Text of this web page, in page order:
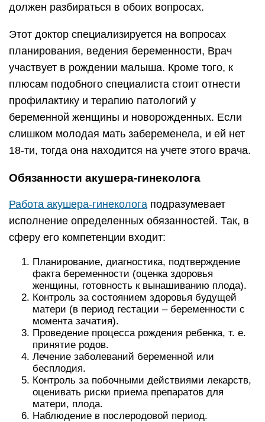
должен разбираться в обоих вопросах.
Этот доктор специализируется на вопросах
планирования, ведения беременности, Врач
участвует в рождении малыша. Кроме того, к
плюсам подобного специалиста стоит отнести
профилактику и терапию патологий у
беременной женщины и новорожденных. Если
слишком молодая мать забеременела, и ей нет
18-ти, тогда она находится на учете этого врача.
Обязанности акушера-гинеколога
Работа акушера-гинеколога подразумевает
исполнение определенных обязанностей. Так, в
сферу его компетенции входит:
Планирование, диагностика, подтверждение
факта беременности (оценка здоровья
женщины, готовность к вынашиванию плода).
Контроль за состоянием здоровья будущей
матери (в период гестации – беременности с
момента зачатия).
Проведение процесса рождения ребенка, т. е.
принятие родов.
Лечение заболеваний беременной или
бесплодия.
Контроль за побочными действиями лекарств,
оценивать риски приема препаратов для
матери, плода.
Наблюдение в послеродовой период.